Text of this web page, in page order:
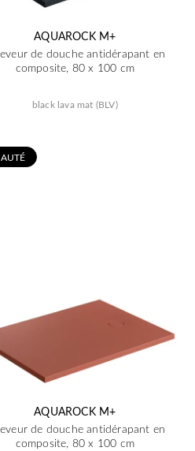
AQUAROCK M+
de douche antidérapant en
composite, 80 x 100 cm
black lava mat (BLV)
AQUAROCK M+
de douche antidérapant en
composite, 80 x 100 cm